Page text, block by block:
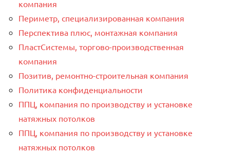
компания
Периметр, специализированная компания
Перспектива плюс, монтажная компания
ПластСистемы, торгово-производственная
компания
Позитив, ремонтно-строительная компания
Политика конфиденциальности
ППЦ, компания по производству и установке
натяжных потолков
ППЦ, компания по производству и установке
натяжных потолков